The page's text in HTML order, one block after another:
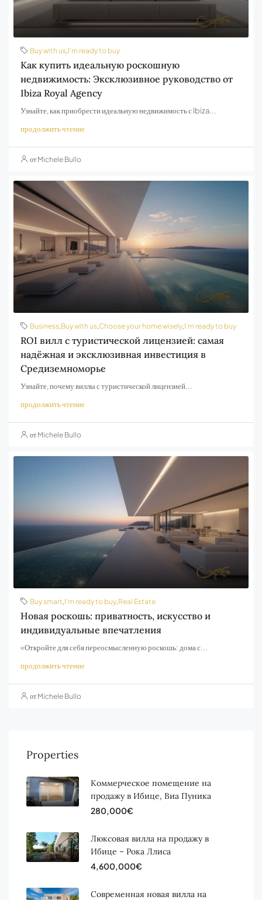
Buy with us,I’m ready to buy
Как купить идеальную роскошную
недвижимость: Эксклюзивное руководство от
Ibiza Royal Agency
Узнайте, как приобрести идеальную недвижимость с Ibiza...
продолжить чтение
от Michele Bullo
Business,Buy with us,Choose your home wisely,I’m ready to buy
ROI вилл с туристической лицензией: самая
надёжная и эксклюзивная инвестиция в
Средиземноморье
Узнайте, почему виллы с туристической лицензией...
продолжить чтение
от Michele Bullo
Buy smart,I’m ready to buy,Real Estate
Новая роскошь: приватность, искусство и
индивидуальные впечатления
«Откройте для себя переосмысленную роскошь: дома с...
продолжить чтение
от Michele Bullo
Properties
Коммерческое помещение на
продажу в Ибице, Виа Пуника
280,000€
Люксовая вилла на продажу в
Ибице – Рока Ллиса
4,600,000€
Современная новая вилла на